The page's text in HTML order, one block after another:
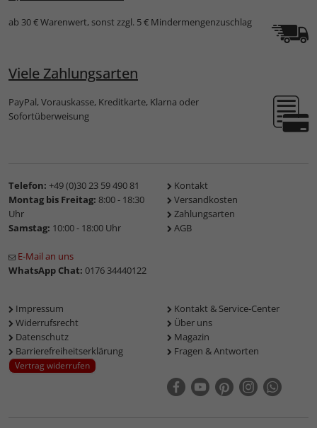
ab 30 € Warenwert, sonst zzgl. 5 € Mindermengenzuschlag
Viele Zahlungsarten
PayPal, Vorauskasse, Kreditkarte, Klarna oder
Sofortüberweisung
Telefon: +49 (0)30 23 59 490 81
Montag bis Freitag: 8:00 - 18:30
Uhr
Samstag: 10:00 - 18:00 Uhr
E-Mail an uns
WhatsApp Chat: 0176 34440122
Kontakt
Versandkosten
Zahlungsarten
AGB
Impressum
Widerrufsrecht
Datenschutz
Barrierefreiheitserklärung
Vertrag widerrufen
Kontakt & Service-Center
Über uns
Magazin
Fragen & Antworten